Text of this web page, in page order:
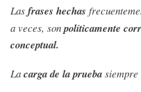
Las frases hechas
a veces, son políticamente
conceptual.
La carga de la prueba siempre